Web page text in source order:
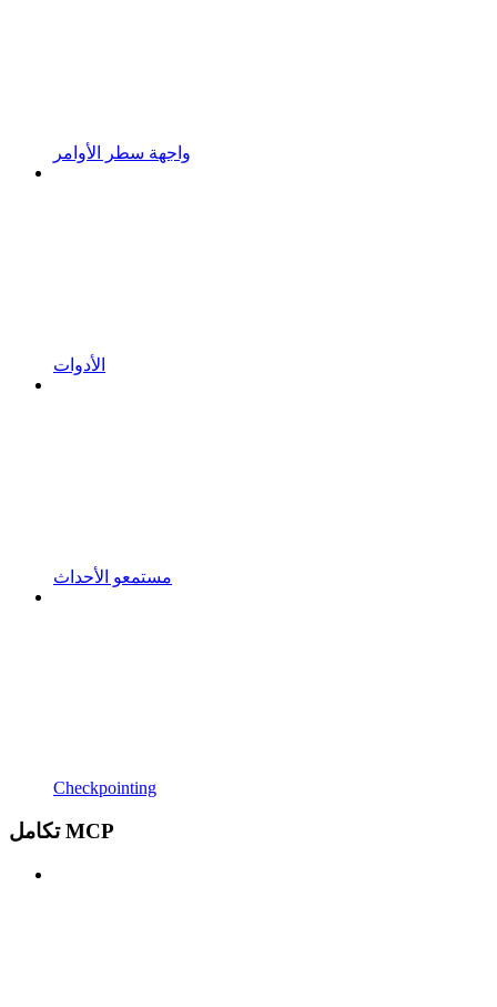
واجهة سطر الأوامر
الأدوات
مستمعو الأحداث
Checkpointing
تكامل MCP